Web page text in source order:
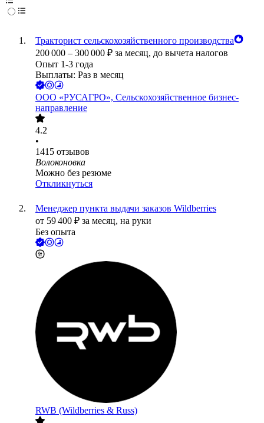
Тракторист сельскохозяйственного производства
200 000 – 300 000 ₽ за месяц, до вычета налогов
Опыт 1-3 года
Выплаты: Раз в месяц
ООО «РУСАГРО», Сельскохозяйственное бизнес-
направление
4.2
•
1415 отзывов
Волоконовка
Можно без резюме
Откликнуться
Менеджер пункта выдачи заказов Wildberries
от 59 400 ₽ за месяц, на руки
Без опыта
RWB (Wildberries & Russ)